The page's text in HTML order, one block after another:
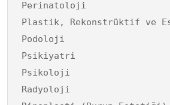
Perinatoloji
Plastik, Rekonstrüktif ve
Podoloji
Psikiyatri
Psikoloji
Radyoloji